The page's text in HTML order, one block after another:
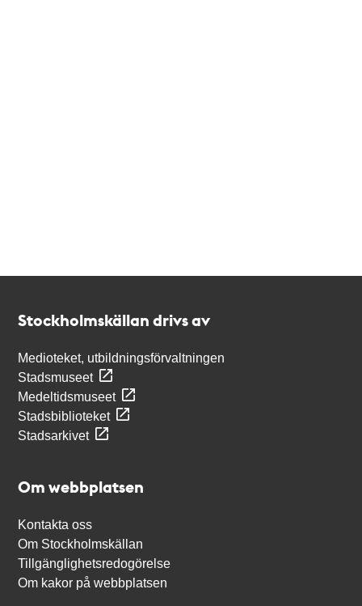
Stockholmskällan drivs av
Medioteket, utbildningsförvaltningen
Stadsmuseet
Medeltidsmuseet
Stadsbiblioteket
Stadsarkivet
Om webbplatsen
Kontakta oss
Om Stockholmskällan
Tillgänglighetsredogörelse
Om kakor på webbplatsen